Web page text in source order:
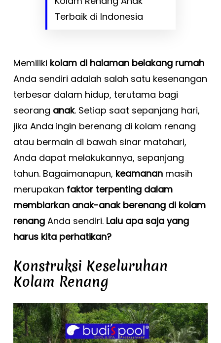
Terbaik di Indonesia
Memiliki kolam di halaman belakang rumah
Anda sendiri adalah salah satu kesenangan
terbesar dalam hidup, terutama bagi
seorang anak. Setiap saat sepanjang hari,
jika Anda ingin berenang di kolam renang
atau bermain di bawah sinar matahari,
Anda dapat melakukannya, sepanjang
tahun. Bagaimanapun, keamananmasih
merupakan faktor terpenting dalam
membiarkan anak-anak berenang di kolam
renangAnda sendiri. Lalu apa saja yang
harus kita perhatikan?
Konstruksi Keseluruhan
Kolam Renang